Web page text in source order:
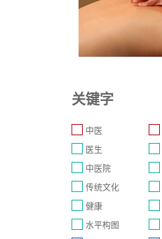
关键字
中医
医生
中医院
传统文化
健康
水平构图